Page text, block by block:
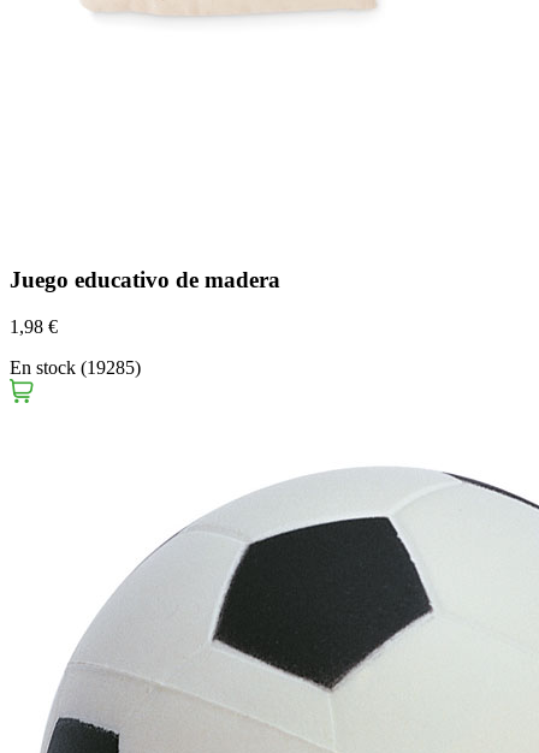
Juego educativo de madera
1,98 €
En stock (19285)